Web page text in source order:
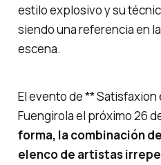
estilo explosivo y su
siendo una referencia en
escena.
El evento de **
Fuengirola el próximo 26
forma, la combinación
elenco de artistas